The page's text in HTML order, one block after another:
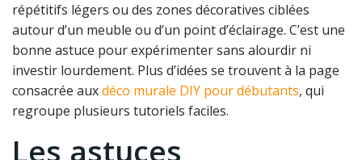
répétitifs légers ou des zones décoratives ciblées
autour d’un meuble ou d’un point d’éclairage. C’est une
bonne astuce pour expérimenter sans alourdir ni
investir lourdement. Plus d’idées se trouvent à la page
consacrée auxdéco murale DIY pour débutants, qui
regroupe plusieurs tutoriels faciles.
Les astuces